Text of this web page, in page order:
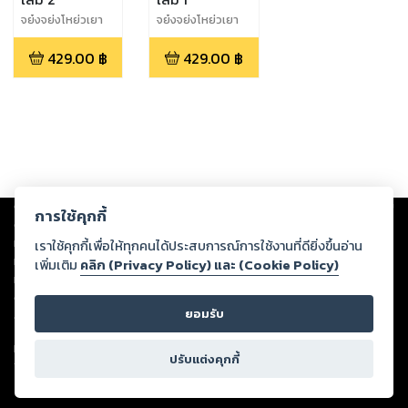
จย๋งจย่งโหย่วเยา
429.00 ฿
จย๋งจย่งโหย่วเยา
429.00 ฿
Copyright © 2026
ต่อผลงานหรือเนื้อหาใดที่อัปโหลดผ่านเว็บไซต์และปรากฏว่าละเมิดสิทธิใน
ทรัพย์สินทางปัญญาของบุคคลอื่นหรือขัดต่อกฎหมายและศีลธรรม ดังนั้น ผู้อ่าน
ทุกท่านโปรดใช้วิจารณญาณในการกลั่นกรองด้วยตนเอง และหากท่านพบว่าส่วน
หนึ่งส่วนใดขัดต่อกฎหมายและศีลธรรม กรุณาแจ้งมายังบริษัท เพื่อทีมงานจะได้
ดำเนินการในทันที ทั้งนี้ ทางสตอรี่ล็อกขอสงวนลิขสิทธิ์ตามพระราชบัญญัติ
ลิขสิทธิ์ พ.ศ. 2537 (ฉบับล่าสุด)
For support: member@ookbee.com
Version
การใช้คุกกี้
เราใช้คุกกี้เพื่อให้ทุกคนได้ประสบการณ์การใช้งานที่ดียิ่งขึ้นอ่าน
เพิ่มเติม คลิก (Privacy Policy) และ (Cookie Policy)
ยอมรับ
ปรับแต่งคุกกี้